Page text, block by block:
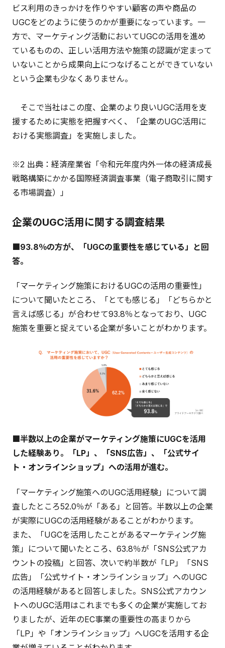
ビス利用のきっかけを作りやすい顧客の声や商品の
UGCをどのように使うのかが重要になっています。一
方で、マーケティング活動においてUGCの活用を進め
ているものの、正しい活用方法や施策の認識が定まって
いないことから成果向上につなげることができていない
という企業も少なくありません。
そこで当社はこの度、企業のより良いUGC活用を支
援するために実態を把握すべく、「企業のUGC活用に
おける実態調査」を実施しました。
※2 出典：経済産業省「令和元年度内外一体の経済成長
戦略構築にかかる国際経済調査事業（電子商取引に関す
る市場調査）」
企業のUGC活用に関する調査結果
■93.8％の方が、「UGCの重要性を感じている」と回
答。
「マーケティング施策におけるUGCの活用の重要性」
について聞いたところ、「とても感じる」「どちらかと
言えば感じる」が合わせて93.8％となっており、UGC
施策を重要と捉えている企業が多いことがわかります。
■半数以上の企業がマーケティング施策にUGCを活用
した経験あり。「LP」、「SNS広告」、「公式サイ
ト・オンラインショップ」への活用が進む。
「マーケティング施策へのUGC活用経験」について調
査したところ52.0％が「ある」と回答。半数以上の企業
が実際にUGCの活用経験があることがわかります。
また、「UGCを活用したことがあるマーケティング施
策」について聞いたところ、63.8％が「SNS公式アカ
ウントの投稿」と回答、次いで約半数が「LP」「SNS
広告」「公式サイト・オンラインショップ」へのUGC
の活用経験があると回答しました。SNS公式アカウン
トへのUGC活用はこれまでも多くの企業が実施してお
りましたが、近年のEC事業の重要性の高まりから
「LP」や「オンラインショップ」へUGCを活用する企